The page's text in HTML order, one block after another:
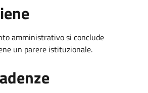
amministrativo si conclude
un parere istituzionale.